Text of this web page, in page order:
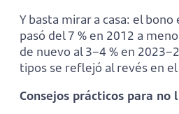
Y basta mirar a casa: el bono
pasó del 7 % en 2012 a
de nuevo al 3–4 % en
tipos se reflejó al revés en
Consejos prácticos para no